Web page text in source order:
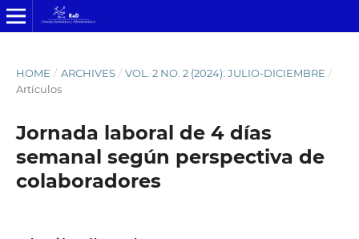
HOME / ARCHIVES / VOL. 2 NO. 2 (2024): JULIO-DICIEMBRE /
Artículos
Jornada laboral de 4 días
semanal según perspectiva de
colaboradores